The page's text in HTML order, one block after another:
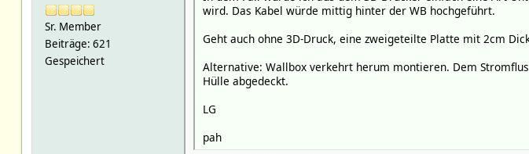
Sr. Member
Beiträge: 621
Gespeichert
wird. Das Kabel würde mittig hinter der WB hochgeführt.
Geht auch ohne 3D-Druck, eine zweigeteilte Platte mit 2cm
Alternative: Wallbox verkehrt herum montieren. Dem
Hülle abgedeckt.
LG
pah